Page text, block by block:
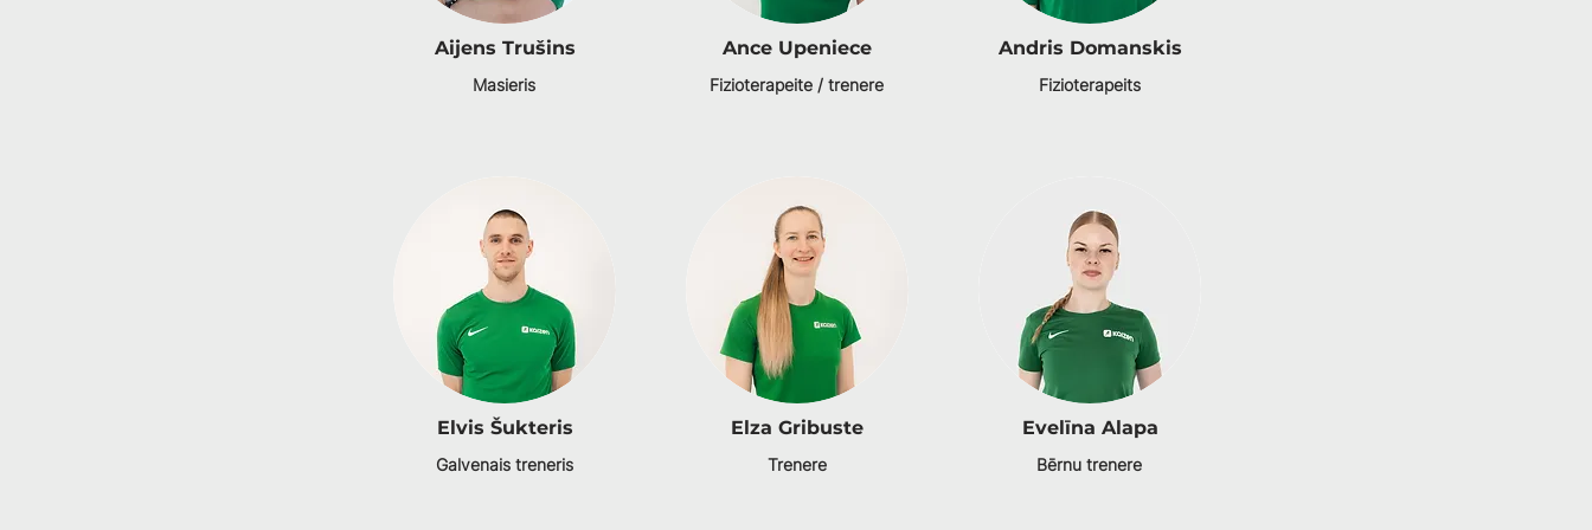
Aijens Trušins
Masieris
Elvis Šukteris
Galvenais treneris
Ance Upeniece
Fizioterapeite / trenere
Elza Gribuste
Trenere
Andris Domanskis
Fizioterapeits
Evelīna Alapa
Bērnu trenere